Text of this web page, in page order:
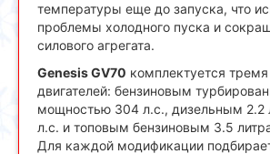
температуры еще до запуска, что
проблемы холодного пуска и
силового агрегата.
Genesis GV70 комплектуется
двигателей: бензиновым
мощностью 304 л.с., дизельным 2.2
л.с. и топовым бензиновым 3.5
Для каждой модификации